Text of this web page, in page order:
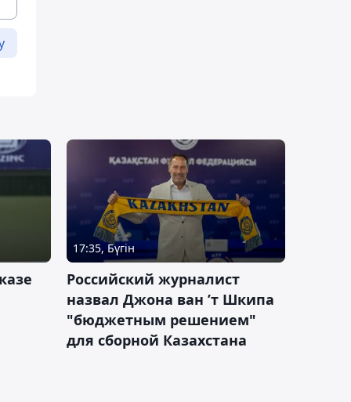
17:35, Бүгін
Российский журналист
назвал Джона ван ’т Шкипа
"бюджетным решением"
для сборной Казахстана